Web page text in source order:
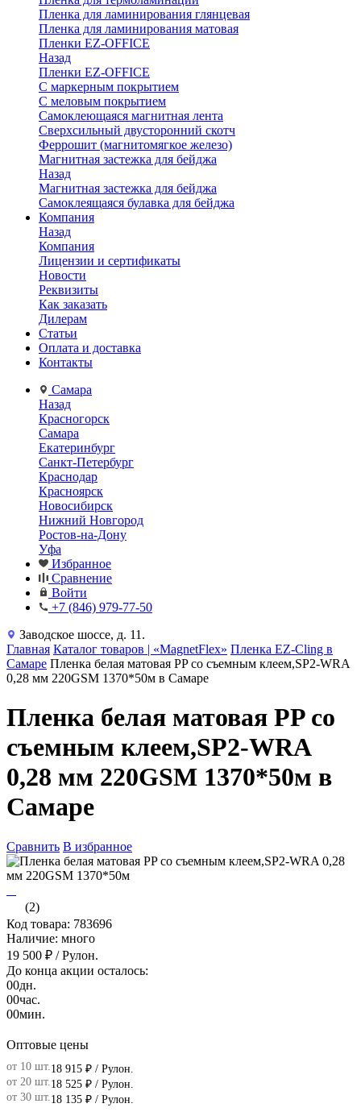
Пленка для ламинирования глянцевая
Пленка для ламинирования матовая
Пленки EZ-OFFICE
Назад
Пленки EZ-OFFICE
С маркерным покрытием
С меловым покрытием
Самоклеющаяся магнитная лента
Сверхсильный двусторонний скотч
Феррошит (магнитомягкое железо)
Магнитная застежка для бейджа
Назад
Магнитная застежка для бейджа
Самоклеящаяся булавка для бейджа
Компания
Назад
Компания
Лицензии и сертификаты
Новости
Реквизиты
Как заказать
Дилерам
Статьи
Оплата и доставка
Контакты
Самара
Назад
Красногорск
Самара
Екатеринбург
Санкт-Петербург
Краснодар
Красноярск
Новосибирск
Нижний Новгород
Ростов-на-Дону
Уфа
Избранное
Сравнение
Войти
+7 (846) 979-77-50
Заводское шоссе, д. 11.
Главная Каталог товаров | «MagnetFlex» Пленка EZ-Cling в
Самаре Пленка белая матовая PP со съемным клеем,SP2-WRA
0,28 мм 220GSM 1370*50м в Самаре
Пленка белая матовая PP со
съемным клеем,SP2-WRA
0,28 мм 220GSM 1370*50м в
Самаре
Сравнить В избранное
(2)
Код товара: 783696
Наличие: много
19 500 ₽ / Рулон.
До конца акции осталось:
00дн.
00час.
00мин.
Оптовые цены
от 10 шт. 18 915 ₽ / Рулон.
от 20 шт. 18 525 ₽ / Рулон.
от 30 шт. 18 135 ₽ / Рулон.